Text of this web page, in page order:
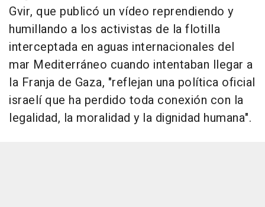
Gvir, que publicó un vídeo reprendiendo y
humillando a los activistas de la flotilla
interceptada en aguas internacionales del
mar Mediterráneo cuando intentaban llegar a
la Franja de Gaza, "reflejan una política oficial
israelí que ha perdido toda conexión con la
legalidad, la moralidad y la dignidad humana".